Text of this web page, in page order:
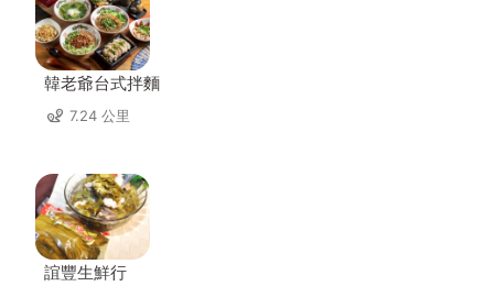
韓老爺台式拌麵
7.24 公里
誼豐生鮮行